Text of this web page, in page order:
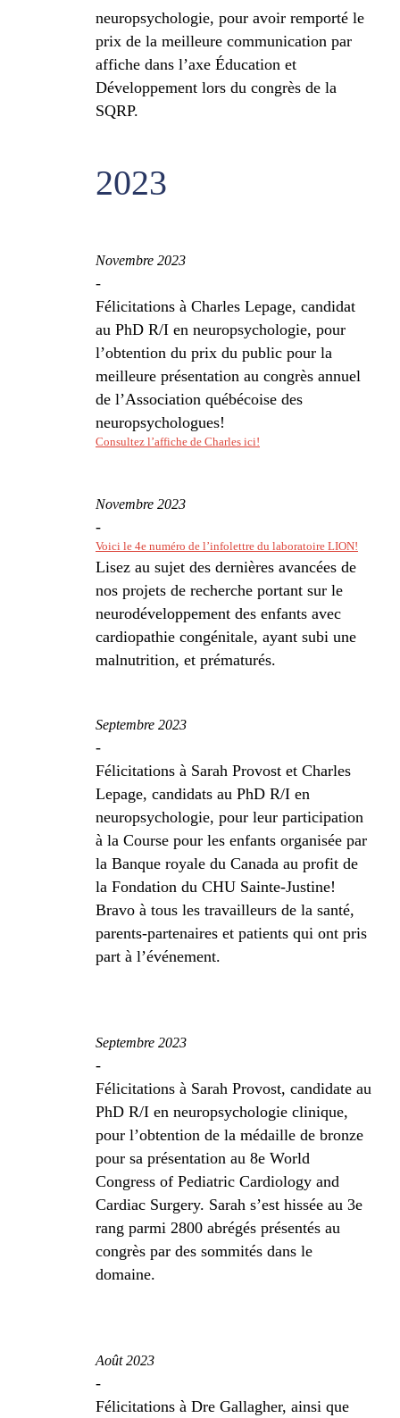
neuropsychologie, pour avoir remporté le
prix de la meilleure communication par
affiche dans l’axe Éducation et
Développement lors du congrès de la
SQRP.
2023
Novembre 2023
-
Félicitations à Charles Lepage, candidat
au PhD R/I en neuropsychologie, pour
l’obtention du prix du public pour la
meilleure présentation au congrès annuel
de l’Association québécoise des
neuropsychologues!
Consultez l’affiche de Charles ici!
Novembre 2023
-
Voici le 4e numéro de l’infolettre du laboratoire LION!
Lisez au sujet des dernières avancées de
nos projets de recherche portant sur le
neurodéveloppement des enfants avec
cardiopathie congénitale, ayant subi une
malnutrition, et prématurés.
Septembre 2023
-
Félicitations à Sarah Provost et Charles
Lepage, candidats au PhD R/I en
neuropsychologie, pour leur participation
à la Course pour les enfants organisée par
la Banque royale du Canada au profit de
la Fondation du CHU Sainte-Justine!
Bravo à tous les travailleurs de la santé,
parents-partenaires et patients qui ont pris
part à l’événement.
Septembre 2023
-
Félicitations à Sarah Provost, candidate au
PhD R/I en neuropsychologie clinique,
pour l’obtention de la médaille de bronze
pour sa présentation au 8e World
Congress of Pediatric Cardiology and
Cardiac Surgery. Sarah s’est hissée au 3e
rang parmi 2800 abrégés présentés au
congrès par des sommités dans le
domaine.
Août 2023
-
Félicitations à Dre Gallagher, ainsi que